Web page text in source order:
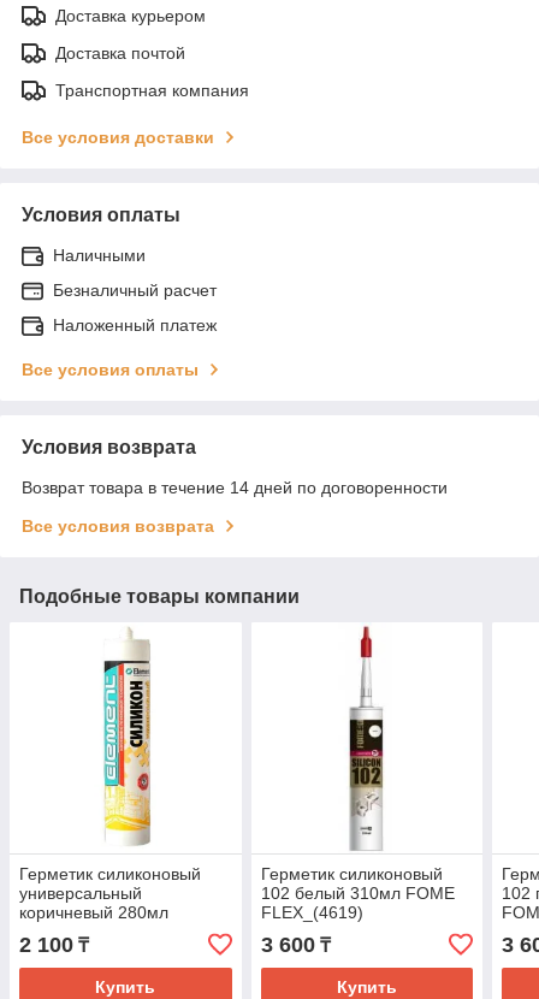
Доставка курьером
Доставка почтой
Транспортная компания
Все условия доставки
Условия оплаты
Наличными
Безналичный расчет
Наложенный платеж
Все условия оплаты
Условия возврата
Возврат товара в течение 14 дней по договоренности
Все условия возврата
Подобные товары компании
Герметик силиконовый
универсальный
коричневый 280мл
Element_(0236)
2 100 ₸
Купить
Герметик силиконовый
102 белый 310мл FOME
FLEX_(4619)
3 600₸
Купить
102
3